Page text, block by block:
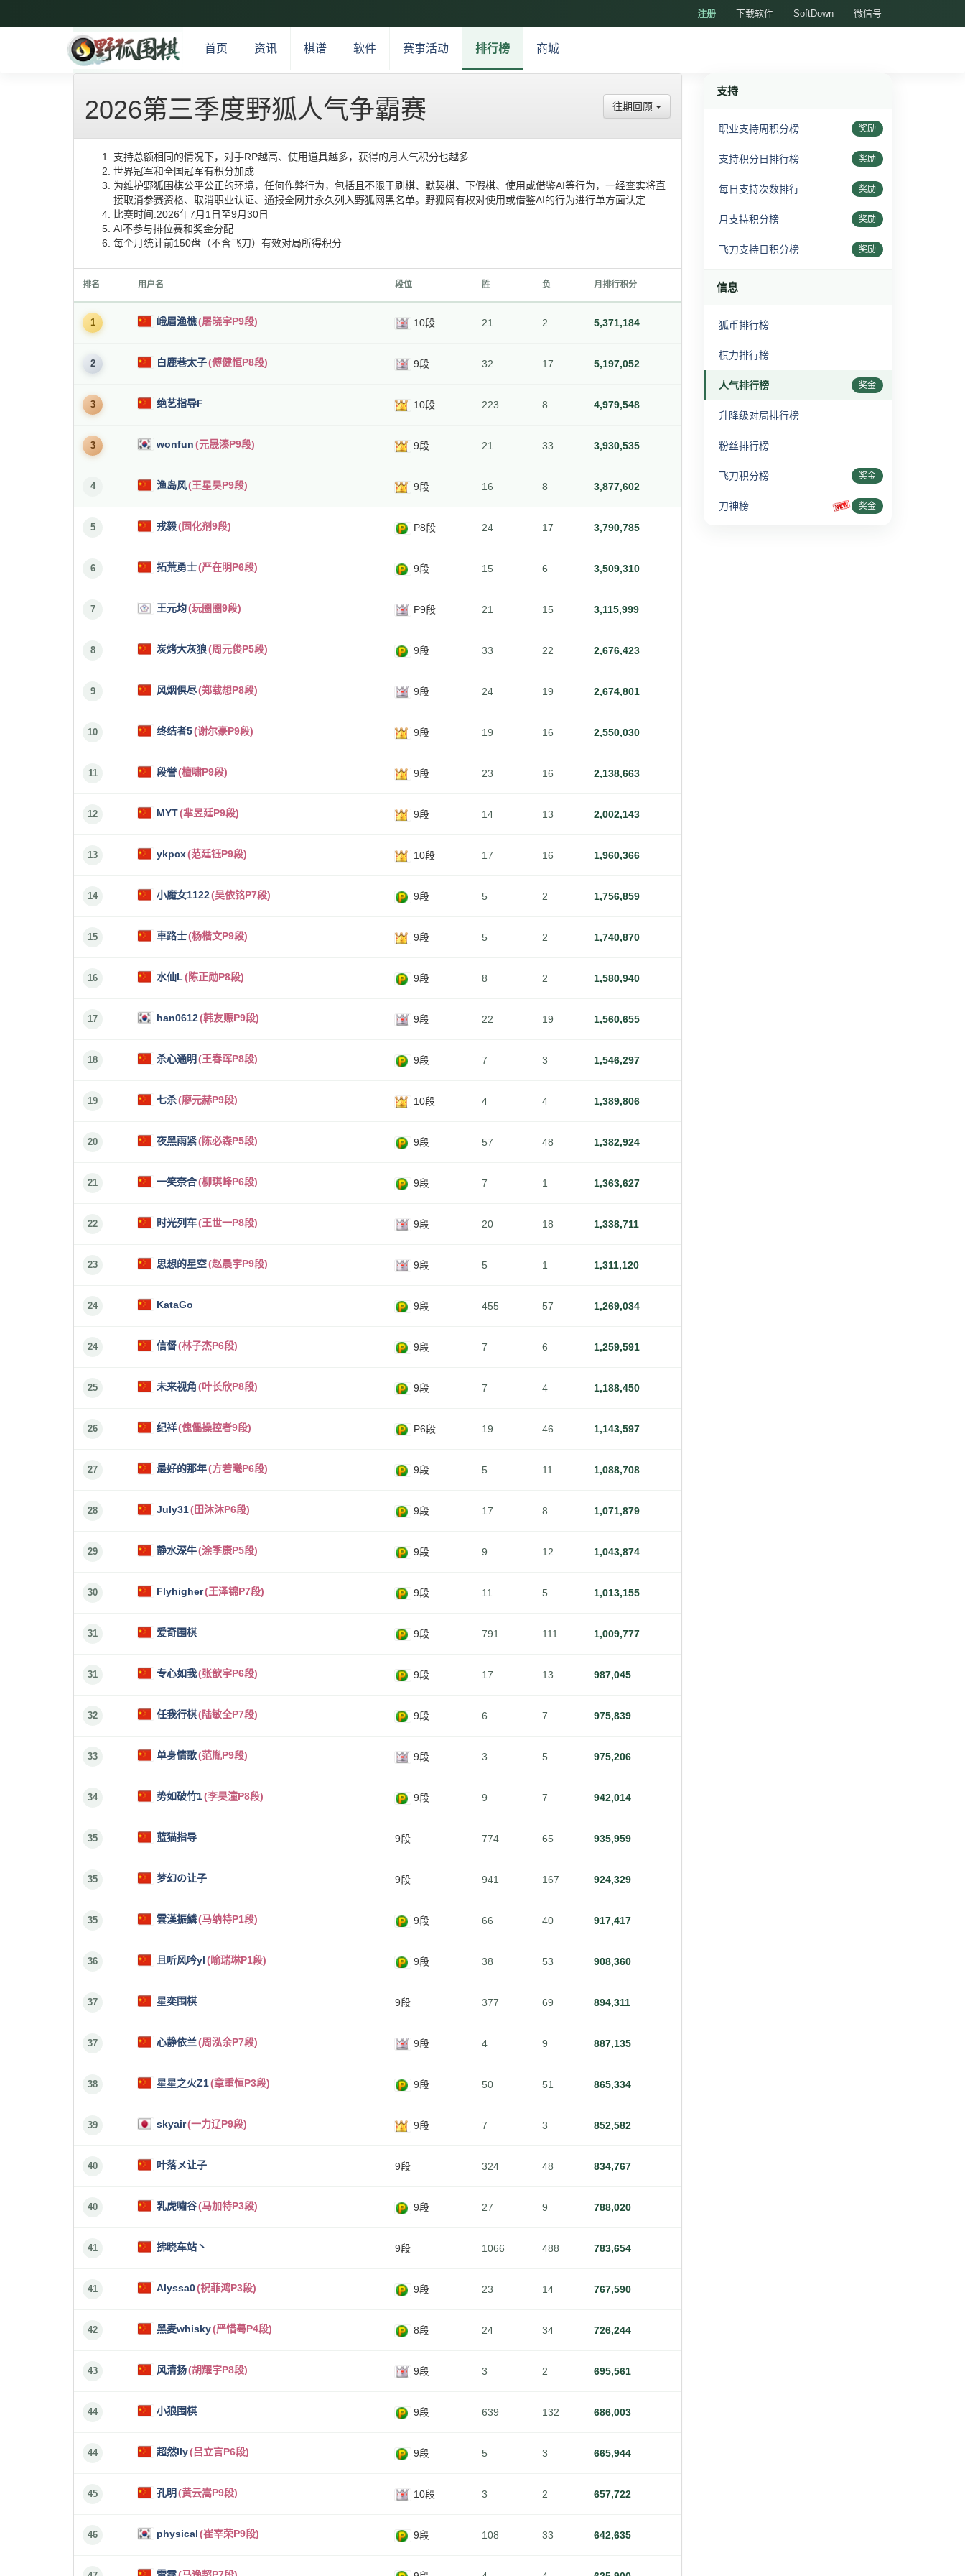
注册 下载软件 SoftDown 微信号
首页 资讯 棋谱 软件 赛事活动 排行榜 商城
2026第三季度野狐人气争霸赛 往期回顾
支持总额相同的情况下，对手RP越高、使用道具越多，获得的月人气积分也越多
世界冠军和全国冠军有积分加成
为维护野狐围棋公平公正的环境，任何作弊行为，包括且不限于刷棋、默契棋、下假棋、使用或借鉴AI等行为，一经查实将直
接取消参赛资格、取消职业认证、通报全网并永久列入野狐网黑名单。野狐网有权对使用或借鉴AI的行为进行单方面认定
比赛时间:2026年7月1日至9月30日
AI不参与排位赛和奖金分配
每个月统计前150盘（不含飞刀）有效对局所得积分
排名 用户名 段位 胜 负 月排行积分
1 峨眉渔樵(屠晓宇P9段) 10段 21 2 5,371,184
2 白鹿巷太子(傅健恒P8段) 9段 32 17 5,197,052
3 绝艺指导F 10段 223 8 4,979,548
3 wonfun(元晟溱P9段) 9段 21 33 3,930,535
4 渔岛风(王星昊P9段) 9段 16 8 3,877,602
5 戎毅(固化剂9段) P8段 24 17 3,790,785
6 拓荒勇士(严在明P6段) 9段 15 6 3,509,310
7 王元均(玩圈圈9段) P9段 21 15 3,115,999
8 炭烤大灰狼(周元俊P5段) 9段 33 22 2,676,423
9 风烟俱尽(郑载想P8段) 9段 24 19 2,674,801
10 终结者5(谢尔豪P9段) 9段 19 16 2,550,030
11 段誉(檀啸P9段) 9段 23 16 2,138,663
12 MYT(芈昱廷P9段) 9段 14 13 2,002,143
13 ykpcx(范廷钰P9段) 10段 17 16 1,960,366
14 小魔女1122(吴依铭P7段) 9段 5 2 1,756,859
15 車路士(杨楷文P9段) 9段 5 2 1,740,870
16 水仙L(陈正勋P8段) 9段 8 2 1,580,940
17 han0612(韩友赈P9段) 9段 22 19 1,560,655
18 杀心通明 (王春晖P8段) 9段 7 3 1,546,297
19 七杀(廖元赫P9段) 10段 4 4 1,389,806
20 夜黑雨紧(陈必森P5段) 9段 57 48 1,382,924
21 一笑奈合(柳琪峰P6段) 9段 7 1 1,363,627
22 时光列车(王世一P8段) 9段 20 18 1,338,711
23 思想的星空(赵晨宇P9段) 9段 5 1 1,311,120
24 KataGo 9段 455 57 1,269,034
24 信督(林子杰P6段) 9段 7 6 1,259,591
25 未来视角(叶长欣P8段) 9段 7 4 1,188,450
26 纪祥(傀儡操控者9段) P6段 19 46 1,143,597
27 最好的那年(方若曦P6段) 9段 5 11 1,088,708
28 July31(田沐沐P6段) 9段 17 8 1,071,879
29 静水深牛(涂季康P5段) 9段 9 12 1,043,874
30 Flyhigher(王泽锦P7段) 9段 11 5 1,013,155
31 爱奇围棋 9段 791 111 1,009,777
31 专心如我(张歆宇P6段) 9段 17 13 987,045
32 任我行棋(陆敏全P7段) 9段 6 7 975,839
33 单身情歌(范胤P9段) 9段 3 5 975,206
34 势如破竹1(李昊潼P8段) 9段 9 7 942,014
35 蓝猫指导 9段 774 65 935,959
35 梦幻の让子 9段 941 167 924,329
35 雲漢振鱗(马纳特P1段) 9段 66 40 917,417
36 且听风吟yl(喻瑞琳P1段) 9段 38 53 908,360
37 星奕围棋 9段 377 69 894,311
37 心静依兰(周泓余P7段) 9段 4 9 887,135
38 星星之火Z1(章重恒P3段) 9段 50 51 865,334
39 skyair(一力辽P9段) 9段 7 3 852,582
40 叶落メ让子 9段 324 48 834,767
40 乳虎嘯谷(马加特P3段) 9段 27 9 788,020
41 拂晓车站丶 9段 1066 488 783,654
41 Alyssa0(祝菲鸿P3段) 9段 23 14 767,590
42 黑麦whisky(严惜蓦P4段) 8段 24 34 726,244
43 风清扬(胡耀宇P8段) 9段 3 2 695,561
44 小狼围棋 9段 639 132 686,003
44 超然lly(吕立言P6段) 9段 5 3 665,944
45 孔明 (黄云嵩P9段) 10段 3 2 657,722
46 physical(崔宰荣P9段) 9段 108 33 642,635
支持
职业支持周积分榜 奖励
支持积分日排行榜 奖励
每日支持次数排行 奖励
月支持积分榜 奖励
飞刀支持日积分榜 奖励
信息
狐币排行榜
棋力排行榜
人气排行榜 奖金
升降级对局排行榜
粉丝排行榜
飞刀积分榜 奖金
刀神榜 奖金